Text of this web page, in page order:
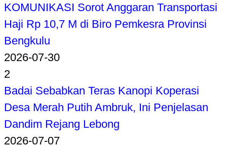
KOMUNIKASI Sorot Anggaran Transportasi
Haji Rp 10,7 M di Biro Pemkesra Provinsi
Bengkulu
2026-07-30
2
Badai Sebabkan Teras Kanopi Koperasi
Desa Merah Putih Ambruk, Ini Penjelasan
Dandim Rejang Lebong
2026-07-07